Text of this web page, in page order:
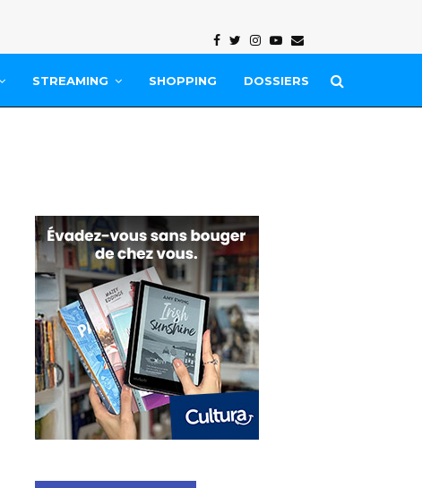
Facebook
Twitter
Instagram
Youtube
Email
STREAMING SHOPPING DOSSIERS